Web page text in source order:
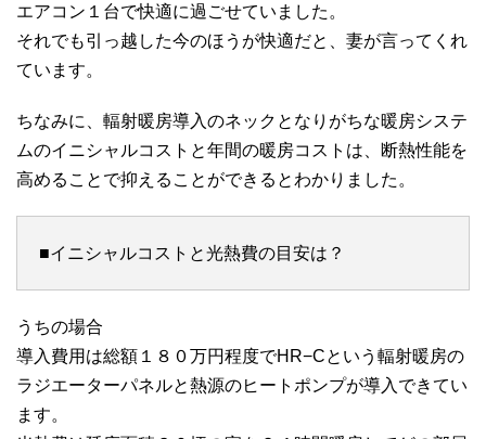
エアコン１台で快適に過ごせていました。
それでも引っ越した今のほうが快適だと、妻が言ってくれ
ています。
ちなみに、輻射暖房導入のネックとなりがちな暖房システ
ムのイニシャルコストと年間の暖房コストは、断熱性能を
高めることで抑えることができるとわかりました。
■イニシャルコストと光熱費の目安は？
うちの場合
導入費用は総額１８０万円程度でHR−Cという輻射暖房の
ラジエーターパネルと熱源のヒートポンプが導入できてい
ます。